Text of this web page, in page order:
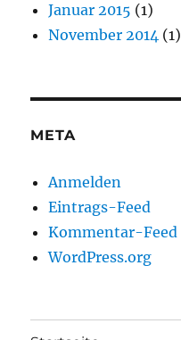
Januar 2015 (1)
November 2014 (1)
META
Anmelden
Eintrags-Feed
Kommentar-Feed
WordPress.org